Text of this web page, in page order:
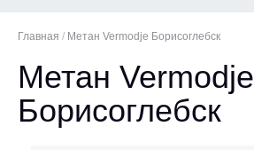
Главная / Метан Vermodje Борисоглебск
Метан Vermodje
Борисоглебск